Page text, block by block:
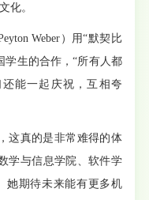
化。
Weber）用“默契比
学生的合作，“所有人都
能一起庆祝，互相夸
这真的是非常难得的体
学与信息学院、软件学
她期待未来能有更多机